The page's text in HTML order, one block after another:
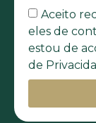
Aceito
eles de
estou de
de